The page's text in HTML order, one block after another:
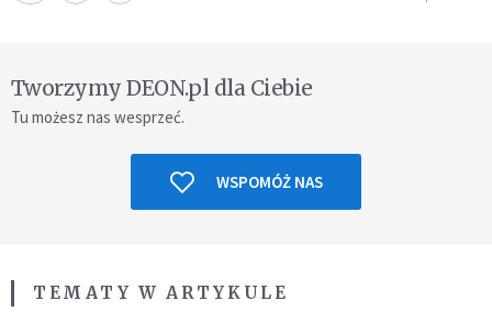
Tworzymy DEON.pl dla Ciebie
Tu możesz nas wesprzeć.
WSPOMÓŻ NAS
TEMATY W ARTYKULE